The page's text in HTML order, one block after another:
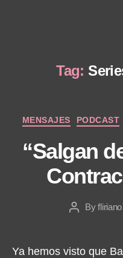
Tag:
MENSAJES PODCAST
“Salgan
PostByfliriano
Ya hemos visto que